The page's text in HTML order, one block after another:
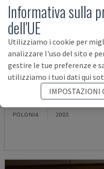
HAP 40200
DURMA - PRESSA PIEGATRICE
POLONIA 2003
Informativa sulla
dell'UE
Utilizziamo i cookie per
analizzare l'uso del sito e
gestire le tue preferenze e
utilizziamo i tuoi dati qui
IMPOSTAZIONI